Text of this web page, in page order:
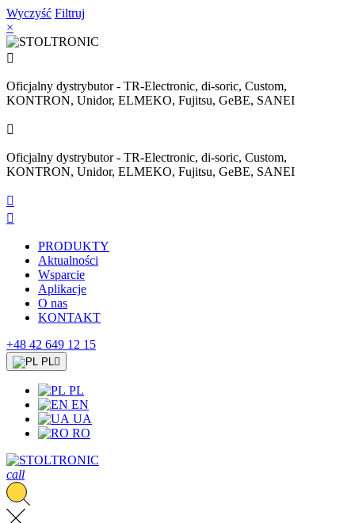
Wyczyść Filtruj
×

Oficjalny dystrybutor - TR-Electronic, di-soric, Custom,
KONTRON, Unidor, ELMEKO, Fujitsu, GeBE, SANEI

Oficjalny dystrybutor - TR-Electronic, di-soric, Custom,
KONTRON, Unidor, ELMEKO, Fujitsu, GeBE, SANEI


PRODUKTY
Aktualności
Wsparcie
Aplikacje
O nas
KONTAKT
+48 42 649 12 15
PL
PL
EN
UA
RO
call